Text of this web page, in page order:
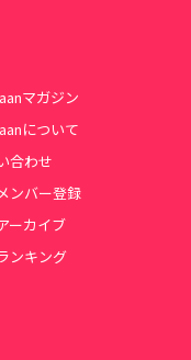
マガジン
について
合わせ
ンバー登録
ーカイブ
ンキング